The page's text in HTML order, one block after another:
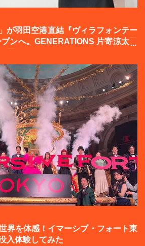
が羽田空港直結『ヴィラフォンテー
ンへ。GENERATIONS 片寄涼太登
界を体感！イマーシブ・フォート東
入体験してみた